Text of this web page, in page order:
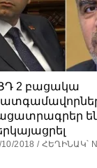
2 բացակա
10/2018 / ՀԵՂԻՆԱԿ՝